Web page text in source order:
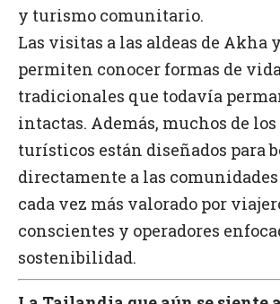
y turismo comunitario.
Las visitas a las aldeas de Akha
permiten conocer formas de
tradicionales que todavía
intactas. Además, muchos de
turísticos están diseñados para
directamente a las
cada vez más valorado por
conscientes y operadores
sostenibilidad.